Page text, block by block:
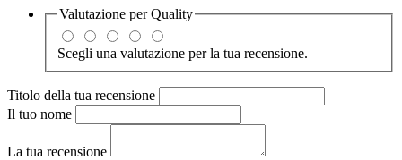
Valutazione perQuality
Scegli una valutazione per la tua recensione.
Titolo della tua recensione
Il tuo nome
La tua recensione